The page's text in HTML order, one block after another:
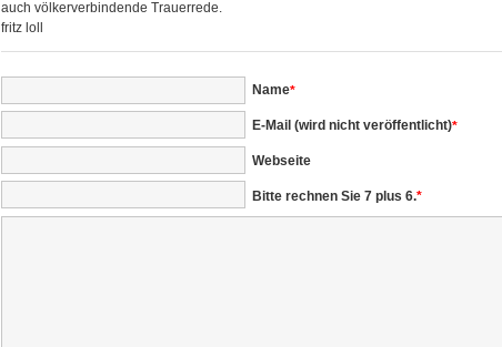
auch völkerverbindende Trauerrede.
fritz loll
Pflichtfeld
Name*
Pflichtfeld
E-Mail (wird nicht veröffentlicht)*
Webseite
Bitte rechnen Sie 7 plus 6.*